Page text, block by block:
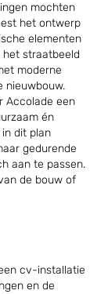
mochten
het ontwerp
elementen
straatbeeld
moderne
nieuwbouw.
Accolade een
én
dit plan
gedurende
aan te passen.
de bouw of
cv-installatie
en de